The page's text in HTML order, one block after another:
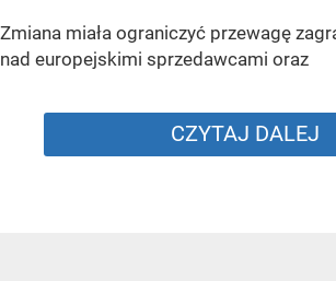
Zmiana miała ograniczyć przewagę
nad europejskimi sprzedawcami oraz
CZYTAJ DALEJ